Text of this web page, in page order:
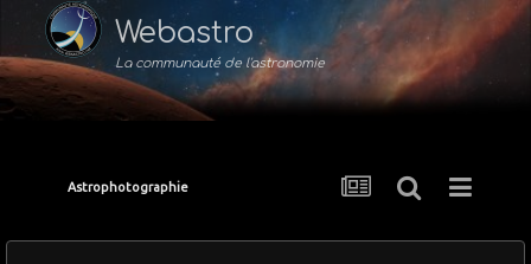
Webastro
La communauté de l'astronomie
Astrophotographie